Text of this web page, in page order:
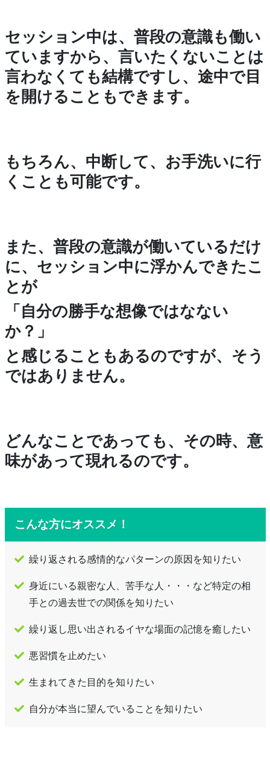
セッション中は、普段の意識も働い
ていますから、言いたくないことは
言わなくても結構ですし、途中で目
を開けることもできます。
もちろん、中断して、お手洗いに行
くことも可能です。
また、普段の意識が働いているだけ
に、セッション中に浮かんできたこ
とが
「自分の勝手な想像ではなない
か？」
と感じることもあるのですが、そう
ではありません。
どんなことであっても、その時、意
味があって現れるのです。
こんな方にオススメ！
繰り返される感情的なパターンの原因を知りたい
身近にいる親密な人、苦手な人・・・など特定の相
手との過去世での関係を知りたい
繰り返し思い出されるイヤな場面の記憶を癒したい
悪習慣を止めたい
生まれてきた目的を知りたい
自分が本当に望んでいることを知りたい